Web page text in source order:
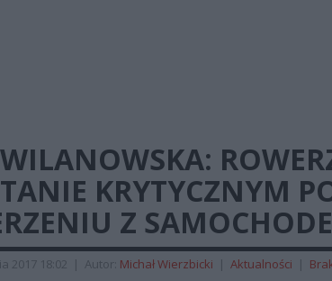
KRYTYCZNYM
Z
2017 18:02 | Autor: Michał Wierzbicki | Aktualności |